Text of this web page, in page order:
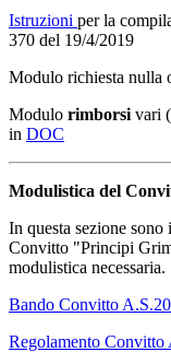
Istruzioni per la
370 del 19/4/2019
Modulo richiesta nulla
Modulo rimborsi vari
in DOC
Modulistica del
In questa sezione
Convitto "Principi
modulistica necessaria.
Bando Convitto
Regolamento Convitto